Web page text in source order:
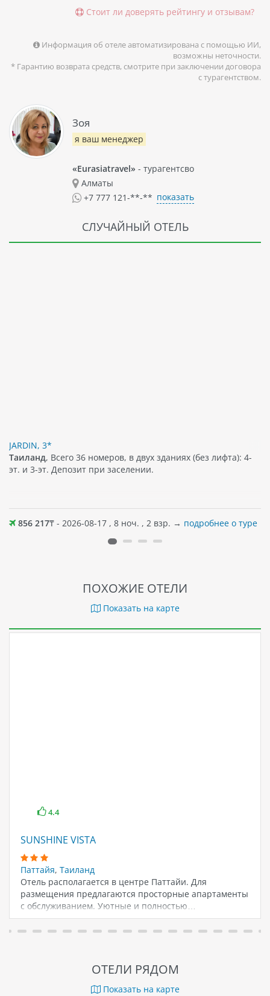
Стоит ли доверять рейтингу и отзывам?
Информация об отеле автоматизирована с помощью ИИ,
возможны неточности.
* Гарантию возврата средств, смотрите при заключении договора
с турагентством.
Зоя
я ваш менеджер
«Eurasiatravel» - турагентсво
Алматы
+7 777 121-**-** показать
СЛУЧАЙНЫЙ ОТЕЛЬ
JARDIN, 3*
Таиланд, Всего 36 номеров, в двух зданиях (без лифта): 4-
эт. и 3-эт. Депозит при заселении.
856 217₸ - 2026-08-17 , 8 ноч. , 2 взр. → подробнее о туре
ПОХОЖИЕ ОТЕЛИ
Показать на карте
4.4
SUNSHINE VISTA
Паттайя, Таиланд
Отель располагается в центре Паттайи. Для
размещения предлагаются просторные апартаменты
с обслуживанием. Уютные и полностью…
ОТЕЛИ РЯДОМ
Показать на карте